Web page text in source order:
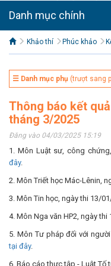
Danh mục chính
Khảo thí Phúc khảo
☰ Danh mục phụ (trượt sang
Thông báo kết
tháng 3/2025
Đăng vào 04/03/2025 15:19
1. Môn Luật sư, công
đây.
2. Môn Triết học Mác-Lênin,
3. Môn Tin học, ngày thi 13/
4. Môn Nga văn HP2, ngày thi
5. Môn Tư pháp đối với
tại đây.
6. Báo cáo thực tập - Luật Tố